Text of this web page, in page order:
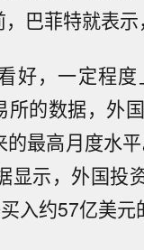
巴菲特就表示
好，一定程
所的数据，外
最高月度水
显示，外国投
入约57亿美元